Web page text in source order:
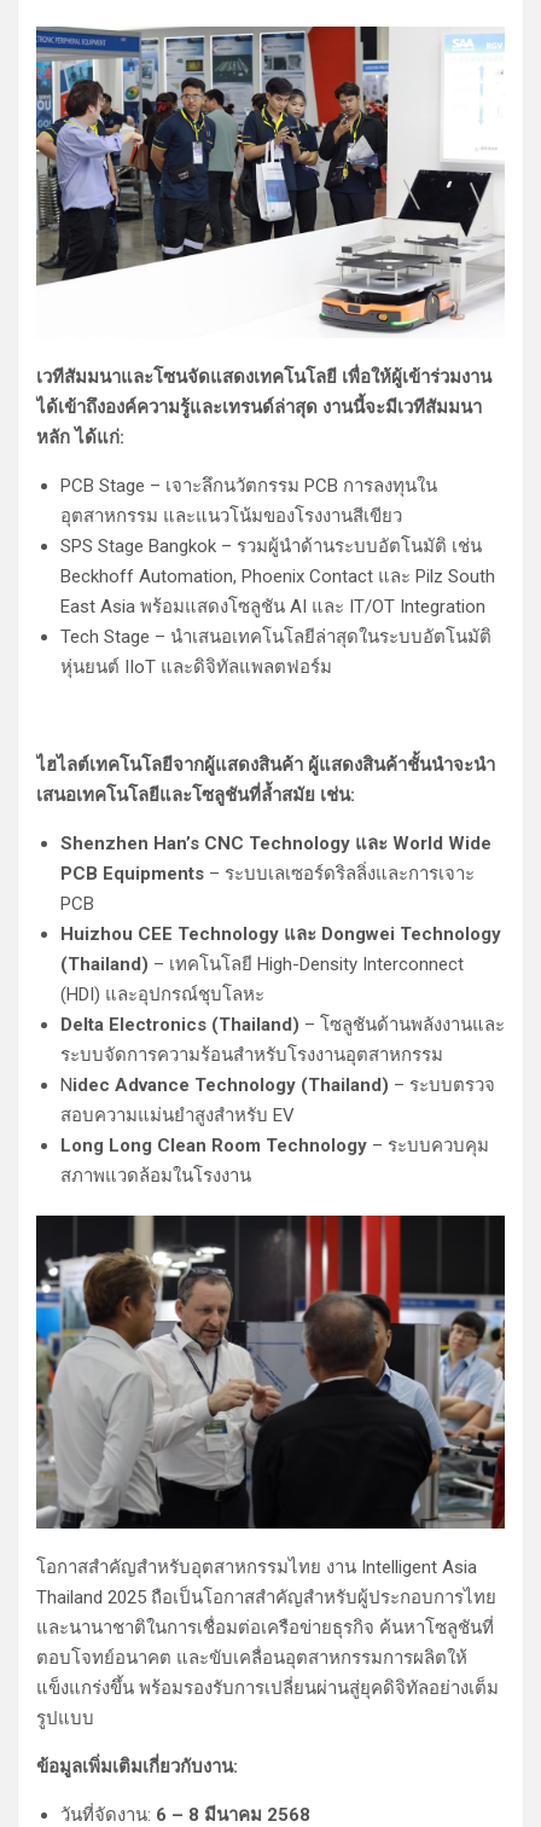
เวทีสัมมนาและโซนจัดแสดงเทคโนโลยี เพื่อให้ผู้เข้าร่วมงาน
ได้เข้าถึงองค์ความรู้และเทรนด์ล่าสุด งานนี้จะมีเวทีสัมมนา
หลัก ได้แก่:
PCB Stage – เจาะลึกนวัตกรรม PCB การลงทุนใน
อุตสาหกรรม และแนวโน้มของโรงงานสีเขียว
SPS Stage Bangkok – รวมผู้นำด้านระบบอัตโนมัติ เช่น
Beckhoff Automation, Phoenix Contact และ Pilz South
East Asia พร้อมแสดงโซลูชัน AI และ IT/OT Integration
Tech Stage – นำเสนอเทคโนโลยีล่าสุดในระบบอัตโนมัติ
หุ่นยนต์ IIoT และดิจิทัลแพลตฟอร์ม
ไฮไลต์เทคโนโลยีจากผู้แสดงสินค้า ผู้แสดงสินค้าชั้นนำจะนำ
เสนอเทคโนโลยีและโซลูชันที่ล้ำสมัย เช่น:
Shenzhen Han’s CNC Technology และ World Wide
PCB Equipments – ระบบเลเซอร์ดริลลิ่งและการเจาะ
PCB
Huizhou CEE Technology และ Dongwei Technology
(Thailand) – เทคโนโลยี High-Density Interconnect
(HDI) และอุปกรณ์ชุบโลหะ
Delta Electronics (Thailand) – โซลูชันด้านพลังงานและ
ระบบจัดการความร้อนสำหรับโรงงานอุตสาหกรรม
Nidec Advance Technology (Thailand) – ระบบตรวจ
สอบความแม่นยำสูงสำหรับ EV
Long Long Clean Room Technology – ระบบควบคุม
สภาพแวดล้อมในโรงงาน
โอกาสสำคัญสำหรับอุตสาหกรรมไทย งาน Intelligent Asia
Thailand 2025 ถือเป็นโอกาสสำคัญสำหรับผู้ประกอบการไทย
และนานาชาติในการเชื่อมต่อเครือข่ายธุรกิจ ค้นหาโซลูชันที่
ตอบโจทย์อนาคต และขับเคลื่อนอุตสาหกรรมการผลิตให้
แข็งแกร่งขึ้น พร้อมรองรับการเปลี่ยนผ่านสู่ยุคดิจิทัลอย่างเต็ม
รูปแบบ
ข้อมูลเพิ่มเติมเกี่ยวกับงาน:
วันที่จัดงาน: 6 – 8 มีนาคม 2568